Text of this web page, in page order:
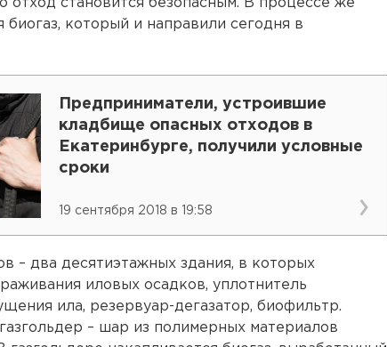
отход становится безопасным. В процессе же
биогаз, который и направили сегодня в
Предприниматели, устроившие
кладбище опасных отходов в
Екатеринбурге, получили условные
сроки
19 сентября 2018 в 19:58
– два десятиэтажных здания, в которых
иловых осадков, уплотнитель
ила, резервуар-дегазатор, биофильтр.
– шар из полимерных материалов